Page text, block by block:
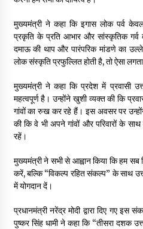
मुख्यमंत्री ने कहा कि इगास लोक पर्व केवल
प्रकृति के प्रति आभार और सांस्कृतिक गर्व
दमाऊ की थाप और पारंपरिक मांडणे का
लोक संस्कृति प्रफुल्लित होती है, तो ऐसा
मुख्यमंत्री ने कहा कि प्रदेश में प्रवासी
महत्वपूर्ण है। उन्होंने खुशी व्यक्त की कि
गांवों का रुख कर रहे हैं। इस अवसर पर
की कि वे भी अपने गांवों और परिवारों के
रहें।
मुख्यमंत्री ने सभी से आह्वान किया कि हम
करें, बल्कि “विकल्प रहित संकल्प” के साथ
में योगदान दें।
प्रधानमंत्री नरेंद्र मोदी द्वारा दिए गए
पुष्कर सिंह धामी ने कहा कि “तीसरा दशक